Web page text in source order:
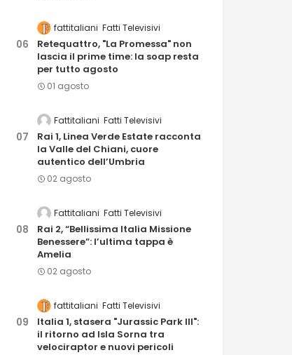
fattitaliani Fatti Televisivi
Retequattro, "La Promessa" non
lascia il prime time: la soap resta
per tutto agosto
01 agosto
Fattitaliani Fatti Televisivi
Rai 1, Linea Verde Estate racconta
la Valle del Chiani, cuore
autentico dell’Umbria
02 agosto
Fattitaliani Fatti Televisivi
Rai 2, “Bellissima Italia Missione
Benessere”: l’ultima tappa è
Amelia
02 agosto
fattitaliani Fatti Televisivi
Italia 1, stasera "Jurassic Park III":
il ritorno ad Isla Sorna tra
velociraptor e nuovi pericoli